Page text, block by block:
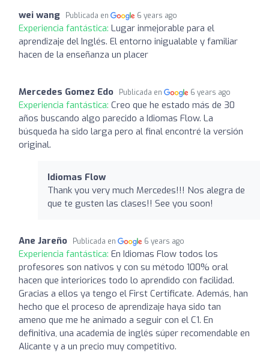
wei wang Publicada en 6 years ago
Experiencia fantástica: Lugar inmejorable para el
aprendizaje del Inglés. El entorno inigualable y familiar
hacen de la enseñanza un placer
Mercedes Gomez Edo Publicada en 6 years ago
Experiencia fantástica: Creo que he estado más de 30
años buscando algo parecido a Idiomas Flow. La
búsqueda ha sido larga pero al final encontré la versión
original.
Idiomas Flow
Thank you very much Mercedes!!! Nos alegra de
que te gusten las clases!! See you soon!
Ane Jareño Publicada en 6 years ago
Experiencia fantástica: En Idiomas Flow todos los
profesores son nativos y con su método 100% oral
hacen que interiorices todo lo aprendido con facilidad.
Gracias a ellos ya tengo el First Certificate. Además, han
hecho que el proceso de aprendizaje haya sido tan
ameno que me he animado a seguir con el C1. En
definitiva, una academia de inglés súper recomendable en
Alicante y a un precio muy competitivo.